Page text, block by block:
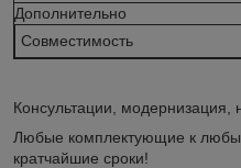
Дополнительно
Совместимость
Консультации, модернизация,
Любые комплектующие к
кратчайшие сроки!